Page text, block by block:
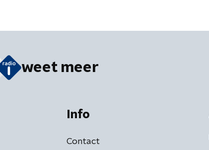
weet meer
Info
Contact